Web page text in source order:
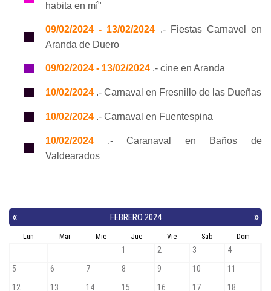
habita en mí"
09/02/2024 - 13/02/2024 .- Fiestas Carnavel en
Aranda de Duero
09/02/2024 - 13/02/2024 .- cine en Aranda
10/02/2024 .- Carnaval en Fresnillo de las Dueñas
10/02/2024 .- Carnaval en Fuentespina
10/02/2024 .- Caranaval en Baños de
Valdearados